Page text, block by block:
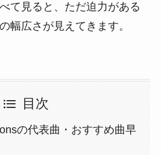
て見ると、ただ迫力がある
幅広さが見えてきます。
目次
の代表曲・おすすめ曲早